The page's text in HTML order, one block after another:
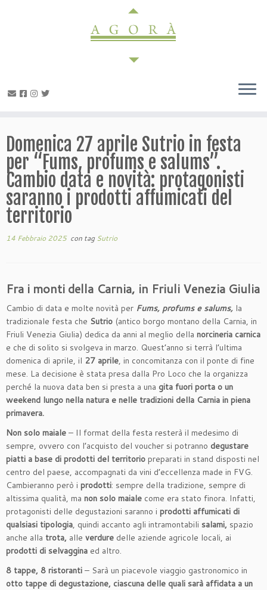
Domenica 27 aprile Sutrio in festa
per “Fums, profums e salums”.
Cambio data e novità: protagonisti
saranno i prodotti affumicati del
territorio
14 Febbraio 2025con tagSutrio
Fra i monti della Carnia, in Friuli Venezia Giulia
Cambio di data e molte novità per Fums, profums e salums, la
tradizionale festa che Sutrio (antico borgo montano della Carnia, in
Friuli Venezia Giulia) dedica da anni al meglio della norcineria carnica
e che di solito si svolgeva in marzo. Quest’anno si terrà l’ultima
domenica di aprile, il 27 aprile, in concomitanza con il ponte di fine
mese. La decisione è stata presa dalla Pro Loco che la organizza
perché la nuova data ben si presta a una gita fuori porta o un
weekend lungo nella natura e nelle tradizioni della Carnia in piena
primavera.
Non solo maiale – Il format della festa resterà il medesimo di
sempre, ovvero con l’acquisto del voucher si potranno degustare
piatti a base di prodotti del territorio preparati in stand disposti nel
centro del paese, accompagnati da vini d’eccellenza made in FVG.
Cambieranno però i prodotti: sempre della tradizione, sempre di
altissima qualità, ma non solo maiale come era stato finora. Infatti,
protagonisti delle degustazioni saranno i prodotti affumicati di
qualsiasi tipologia, quindi accanto agli intramontabili salami, spazio
anche alla trota, alle verdure delle aziende agricole locali, ai
prodotti di selvaggina ed altro.
8 tappe, 8 ristoranti – Sarà un piacevole viaggio gastronomico in
otto tappe di degustazione, ciascuna delle quali sarà affidata a un